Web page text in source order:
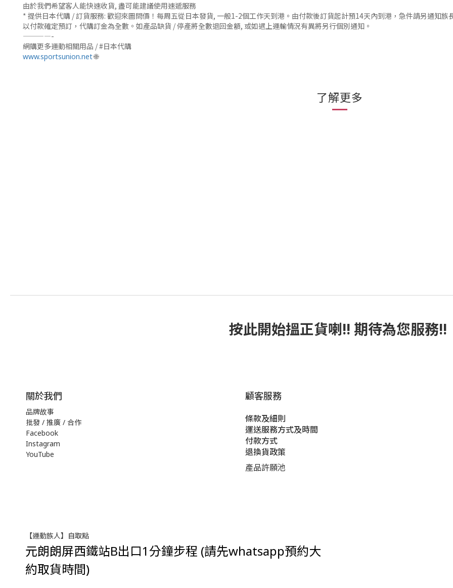
由於我們希望客人能快速收貨, 盡可能建議使用速遞服務
* 提供日本代購 / 訂貨服務: 歡迎來圖問價！每周五從日本發貨, 一般1-2個工作天到港。由付款後訂貨起計預14天內到港，急件請另通知族
以付款確定預訂，代購訂金為全數。如產品缺貨 / 停產將全數退回金額, 或如遇上運輸情況有異將另行個別通知。
————-
網購更多運動相關用品 / #日本代購
www.sportsunion.net🌐
了解更多
按此開始搵正貨喇!! 期待為您服務!!
關於我們
品牌故事
批發 / 推廣 / 合作
Facebook
Instagram
YouTube
顧客服務
條款及細則
運送服務方式及時間
付款方式
退換貨政策
產品許願池
【運動族人】自取點
元朗朗屏西鐵站B出口1分鐘步程 (請先whatsapp預約大
約取貨時間)